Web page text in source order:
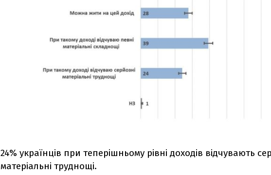
24% українців при теперішньому рівні доходів відчувають
матеріальні труднощі.